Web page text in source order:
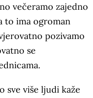
večeramo zajedno
to ima ogroman
pozivamo
se
sve više ljudi kaže